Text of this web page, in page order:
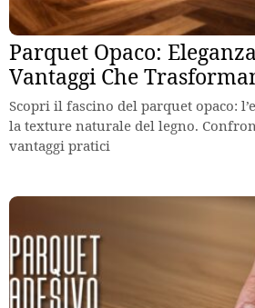
Parquet Opaco:
Vantaggi Che
Scopri il fascino del parquet opaco:
la texture naturale del legno.
vantaggi pratici